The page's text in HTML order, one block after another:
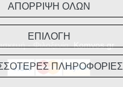
- Φιλοξενία:Komvos.gr
ΑΠΟΡΡΙΨΗ ΟΛΩΝ
ΕΠΙΛΟΓΗ
ΠΛΗΡΟΦΟΡΙΕΣ